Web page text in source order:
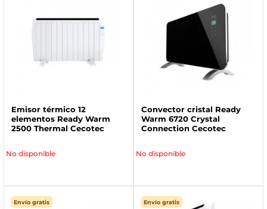
Emisor térmico 12
elementos Ready Warm
2500 Thermal Cecotec
No disponible
Convector cristal Ready
Warm 6720 Crystal
Connection Cecotec
No disponible
Envío gratis Envío gratis